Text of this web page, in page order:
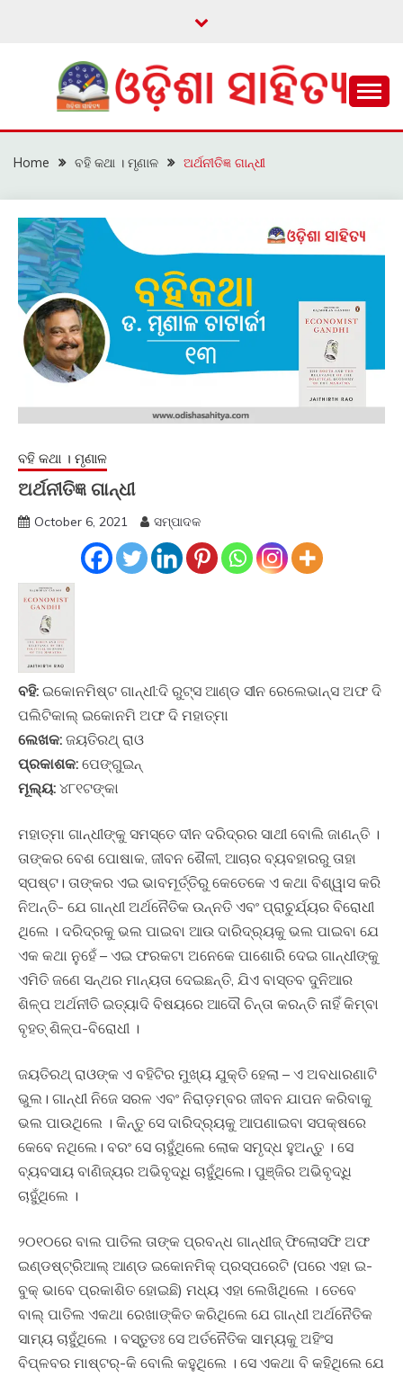
ଓଡ଼ିଶା ସାହିତ୍ୟ
Home ବହି କଥା । ମୃଣାଳ ଅର୍ଥନୀତିଜ୍ଞ ଗାନ୍ଧୀ
ବହି କଥା । ମୃଣାଳ
ଅର୍ଥନୀତିଜ୍ଞ ଗାନ୍ଧୀ
October 6, 2021 ସମ୍ପାଦକ
ବହି: ଇକୋନମିଷ୍ଟ ଗାନ୍ଧୀ:ଦି ରୁଟ୍‍ସ ଆଣ୍ଡ ସୀନ ରେଲେଭାନ୍ସ ଅଫ ଦି
ପଲିଟିକାଲ୍‍ ଇକୋନମି ଅଫ ଦି ମହାତ୍ମା
ଲେଖକ: ଜୟତିରଥ୍‍ ରାଓ
ପ୍ରକାଶକ: ପେଙ୍ଗୁଇନ୍‍
ମୂଲ୍ୟ: ୪୮୧ଟଙ୍କା
ମହାତ୍ମା ଗାନ୍ଧୀଙ୍କୁ ସମସ୍ତେ ଦୀନ ଦରିଦ୍ରର ସାଥୀ ବୋଲି ଜାଣନ୍ତି ।
ତାଙ୍କର ବେଶ ପୋଷାକ, ଜୀବନ ଶୈଳୀ, ଆଚାର ବ୍ୟବହାରରୁ ତାହା
ସ୍ପଷ୍ଟ। ତାଙ୍କର ଏଇ ଭାବମୂର୍ତ୍ତିରୁ କେତେକେ ଏ କଥା ବିଶ୍ୱାସ କରି
ନିଅନ୍ତି- ଯେ ଗାନ୍ଧୀ ଅର୍ଥନୈତିକ ଉନ୍ନତି ଏବଂ ପ୍ରାଚୁର୍ଯ୍ୟର ବିରୋଧୀ
ଥିଲେ । ଦରିଦ୍ରକୁ ଭଲ ପାଇବା ଆଉ ଦାରିଦ୍ର‌୍ୟକୁ ଭଲ ପାଇବା ଯେ
ଏକ କଥା ନୁହେଁ – ଏଇ ଫରକଟା ଅନେକେ ପାଶୋରି ଦେଇ ଗାନ୍ଧୀଙ୍କୁ
ଏମିତି ଜଣେ ସନ୍ଥର ମାନ୍ୟତା ଦେଇଛନ୍ତି, ଯିଏ ବାସ୍ତବ ଦୁନିଆର
ଶିଳ୍ପ ଅର୍ଥନୀତି ଇତ୍ୟାଦି ବିଷୟରେ ଆଦୌ ଚିନ୍ତା କରନ୍ତି ନାହିଁ କିମ୍ବା
ବୃହତ୍‍ ଶିଳ୍ପ-ବିରୋଧୀ ।
ଜୟତିରଥ୍‍ ରାଓଙ୍କ ଏ ବହିଟିର ମୁଖ୍ୟ ଯୁକ୍ତି ହେଲା – ଏ ଅବଧାରଣାଟି
ଭୁଲ। ଗାନ୍ଧୀ ନିଜେ ସରଳ ଏବଂ ନିରାଡ଼ମ୍ବର ଜୀବନ ଯାପନ କରିବାକୁ
ଭଲ ପାଉଥିଲେ । କିନ୍ତୁ ସେ ଦାରିଦ୍ର୍ୟକୁ ଆପଣାଇବା ସପକ୍ଷରେ
କେବେ ନଥିଲେ। ବରଂ ସେ ଚାହୁଁଥିଲେ ଲୋକ ସମୃଦ୍ଧ ହୁଅନ୍ତୁ । ସେ
ବ୍ୟବସାୟ ବାଣିଜ୍ୟର ଅଭିବୃଦ୍ଧି ଚାହୁଁଥିଲେ। ପୁଞ୍ଜିର ଅଭିବୃଦ୍ଧି
ଚାହୁଁଥିଲେ ।
୨୦୧୦ରେ ବାଲ ପାତିଲ ତାଙ୍କ ପ୍ରବନ୍ଧ ଗାନ୍ଧୀଜ୍‍ ଫିଲୋସଫି ଅଫ
ଇଣ୍ଡଷ୍ଟ୍ରିଆଲ୍‍ ଆଣ୍ଡ ଇକୋନମିକ୍‍ ପ୍ରସ୍‍ପରେଟି (ପରେ ଏହା ଇ-
ବୁକ୍‍ ଭାବେ ପ୍ରକାଶିତ ହୋଇଛି) ମଧ୍ୟ ଏହା ଲେଖିଥିଲେ । ତେବେ
ବାଲ୍‍ ପାତିଲ ଏକଥା ରେଖାଙ୍କିତ କରିଥିଲେ ଯେ ଗାନ୍ଧୀ ଅର୍ଥନୈତିକ
ସାମ୍ୟ ଚାହୁଁଥିଲେ । ବସ୍ତୁତଃ ସେ ଅର୍ତନୈତିକ ସାମ୍ୟକୁ ଅହିଂସ
ବିପ୍ଳବର ମାଷ୍ଟର୍‍-କି ବୋଲି କହୁଥିଲେ । ସେ ଏକଥା ବି କହିଥିଲେ ଯେ